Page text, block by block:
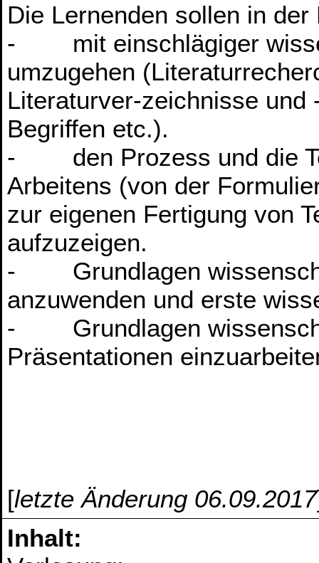
Die Lernenden sollen in der
- mit einschlägiger
umzugehen
Literaturver-zeichnisse und
Begriffen etc.).
- den Prozess und die
Arbeitens (von der
zur eigenen Fertigung von
aufzuzeigen.
- Grundlagen
anzuwenden und erste
- Grundlagen
Präsentationen
[letzte Änderung 06.09.2017
Inhalt: